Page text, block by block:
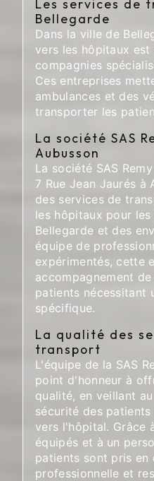
Les services de
Bellegarde
Dans la ville de
vers les hôpitaux
compagnies
Ces entreprises
ambulances et des
transporter les
La société SAS
Aubusson
La société SAS
7 Rue Jean Jaurés à
des services de
les hôpitaux pour
Bellegarde et des
équipe de
expérimentés, cette
accompagnement
patients nécessitant
spécifique.
La qualité des
transport
L'équipe de la SAS
point d'honneur à
qualité, en veillant
sécurité des
vers l'hôpital. Grâce
équipés et à un
patients sont pris en
professionnelle et